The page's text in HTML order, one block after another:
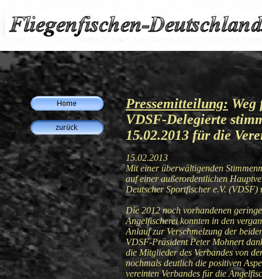
Pressemitteilung:
VDSF-Delegierte
15.02.2013 für die
15.02.2013
Mit einer überwältigenden
auf einer außerordentlichen
Deutscher Sportfischer e.V.
Die 2012 noch vorhandenen
Angelfischerei konnten in den
Anlauf zur Verschmelzung der
VDSF-Präsident Peter Mohnert
die Mitglieder des Verbandes von
nochmals deutlich die positiven
vereinten Verbandes für die